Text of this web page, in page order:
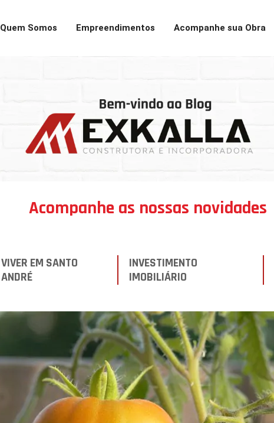
Quem Somos Empreendimentos Acompanhe sua Obra
Acompanhe as nossas novidades
VIVER EM SANTO
ANDRÉ
INVESTIMENTO
IMOBILIÁRIO